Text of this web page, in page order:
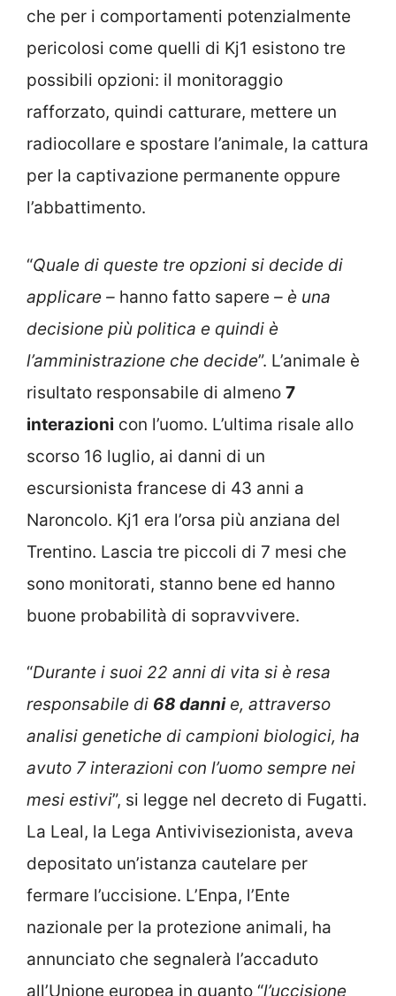
che per i comportamenti potenzialmente
pericolosi come quelli di Kj1 esistono tre
possibili opzioni: il monitoraggio
rafforzato, quindi catturare, mettere un
radiocollare e spostare l’animale, la cattura
per la captivazione permanente oppure
l’abbattimento.
“Quale di queste tre opzioni si decide di
applicare – hanno fatto sapere – è una
decisione più politica e quindi è
l’amministrazione che decide”. L’animale è
risultato responsabile di almeno 7
interazioni con l’uomo. L’ultima risale allo
scorso 16 luglio, ai danni di un
escursionista francese di 43 anni a
Naroncolo. Kj1 era l’orsa più anziana del
Trentino. Lascia tre piccoli di 7 mesi che
sono monitorati, stanno bene ed hanno
buone probabilità di sopravvivere.
“Durante i suoi 22 anni di vita si è resa
responsabile di 68 dannie, attraverso
analisi genetiche di campioni biologici, ha
avuto 7 interazioni con l’uomo sempre nei
mesi estivi”, si legge nel decreto di Fugatti.
La Leal, la Lega Antivivisezionista, aveva
depositato un’istanza cautelare per
fermare l’uccisione. L’Enpa, l’Ente
nazionale per la protezione animali, ha
annunciato che segnalerà l’accaduto
all’Unione europea in quanto “l’uccisione